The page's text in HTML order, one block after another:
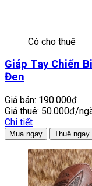
Có cho thuê
Giáp Tay Chiến
Đen
Giá bán: 190.000đ
Giá thuê: 50.000đ/
Chi tiết
Mua ngay Thuê ngay